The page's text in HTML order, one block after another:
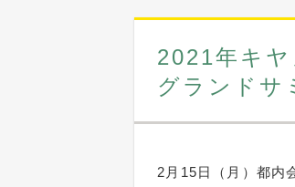
2021年キ
グランドサ
2月15日（月）都内